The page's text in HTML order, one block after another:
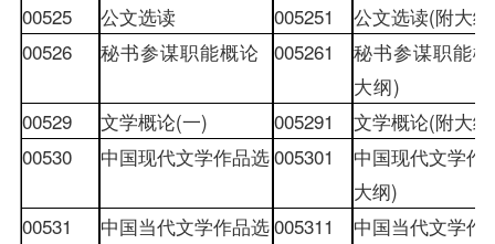
00525 公文选读 005251 公文选读(附大纲
00526
秘书参谋职能概论 005261
秘书参谋职能
大纲)
00529
文学概论(一) 005291 文学概论(附大纲
00530
中国现代文学作品选005301
中国现代文学作
大纲)
00531
中国当代文学作品选005311
中国当代文学作